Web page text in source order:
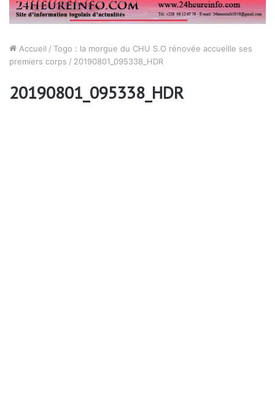
Accueil / Togo : la morgue du CHU S.O rénovée accueille ses
premiers corps / 20190801_095338_HDR
20190801_095338_HDR